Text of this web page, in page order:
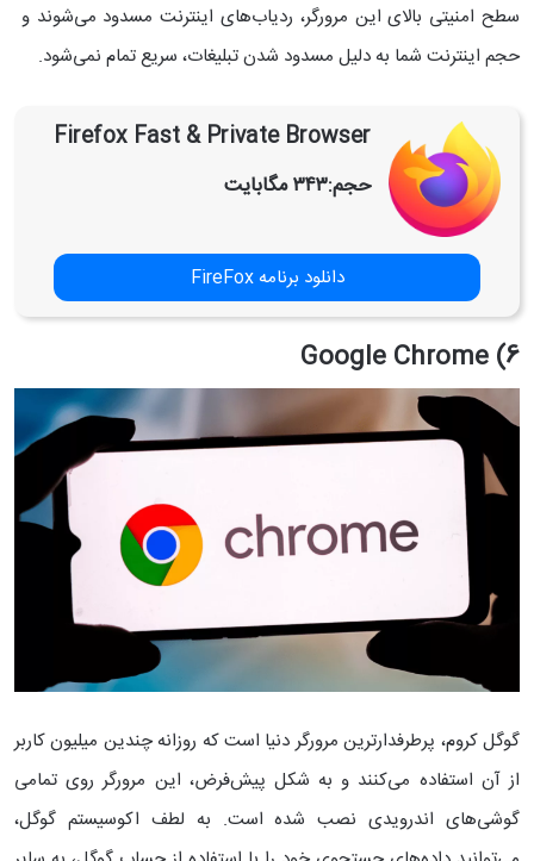
سطح امنیتی بالای این مرورگر، ردیاب‌های اینترنت مسدود می‌شوند و
حجم اینترنت شما به دلیل مسدود شدن تبلیغات، سریع تمام نمی‌شود.
Firefox Fast & Private Browser
حجم:۳۴۳ مگابایت
دانلود برنامه FireFox
6) Google Chrome
گوگل کروم، پرطرفدارترین مرورگر دنیا است که روزانه چندین میلیون کاربر
از آن استفاده می‌کنند و به شکل پیش‌فرض، این مرورگر روی تمامی
گوشی‌های اندرویدی نصب شده است. به لطف اکوسیستم گوگل،